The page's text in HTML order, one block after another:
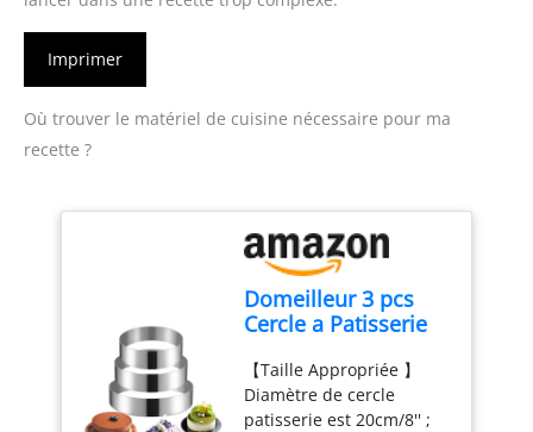
Imprimer
Où trouver le matériel de cuisine nécessaire pour ma
recette ?
Domeilleur 3 pcs
Cercle a Patisserie
Pâtissier Rond INOX
Argent, Moule
Cercle à Gateau
【Taille Appropriée 】
Diamètre de cercle
patisserie est 20cm/8'' ;